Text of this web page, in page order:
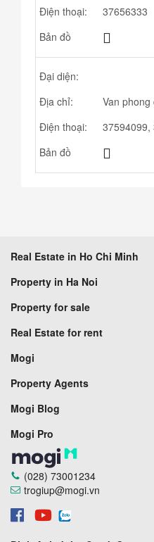
Điện thoại:
37656333
Bản đồ
Đại diện:
Địa chỉ:
Van
Điện thoại:
37594099,
Bản đồ
Real Estate in Ho Chi Minh
Property in Ha Noi
Property for sale
Real Estate for rent
Mogi
Property Agents
Mogi Blog
Mogi Pro
(028) 73001234
trogiup@mogi.vn